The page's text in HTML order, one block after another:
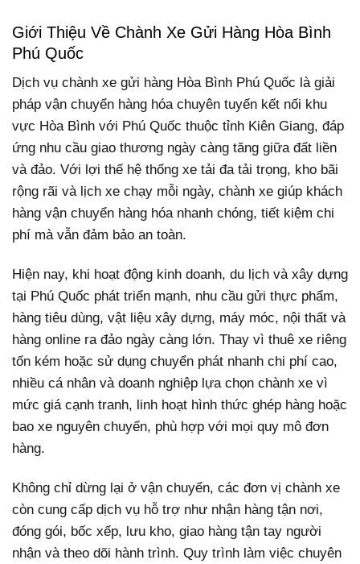
Giới Thiệu Về Chành Xe Gửi Hàng Hòa Bình
Phú Quốc
Dịch vụ chành xe gửi hàng Hòa Bình Phú Quốc là giải
pháp vận chuyển hàng hóa chuyên tuyến kết nối khu
vực Hòa Bình với Phú Quốc thuộc tỉnh Kiên Giang, đáp
ứng nhu cầu giao thương ngày càng tăng giữa đất liền
và đảo. Với lợi thế hệ thống xe tải đa tải trọng, kho bãi
rộng rãi và lịch xe chạy mỗi ngày, chành xe giúp khách
hàng vận chuyển hàng hóa nhanh chóng, tiết kiệm chi
phí mà vẫn đảm bảo an toàn.
Hiện nay, khi hoạt động kinh doanh, du lịch và xây dựng
tại Phú Quốc phát triển mạnh, nhu cầu gửi thực phẩm,
hàng tiêu dùng, vật liệu xây dựng, máy móc, nội thất và
hàng online ra đảo ngày càng lớn. Thay vì thuê xe riêng
tốn kém hoặc sử dụng chuyển phát nhanh chi phí cao,
nhiều cá nhân và doanh nghiệp lựa chọn chành xe vì
mức giá cạnh tranh, linh hoạt hình thức ghép hàng hoặc
bao xe nguyên chuyến, phù hợp với mọi quy mô đơn
hàng.
Không chỉ dừng lại ở vận chuyển, các đơn vị chành xe
còn cung cấp dịch vụ hỗ trợ như nhận hàng tận nơi,
đóng gói, bốc xếp, lưu kho, giao hàng tận tay người
nhận và theo dõi hành trình. Quy trình làm việc chuyên